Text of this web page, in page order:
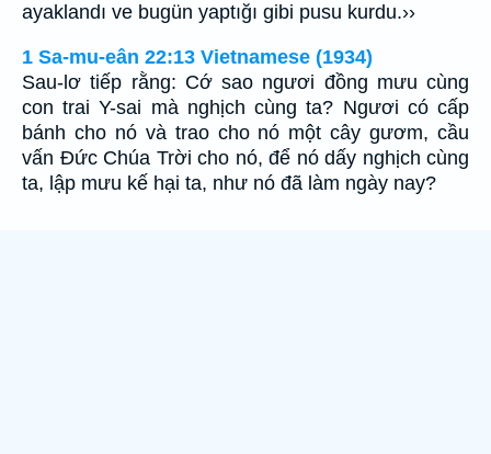
ayaklandı ve bugün yaptığı gibi pusu kurdu.››
1 Sa-mu-eân 22:13 Vietnamese (1934)
Sau-lơ tiếp rằng: Cớ sao ngươi đồng mưu cùng
con trai Y-sai mà nghịch cùng ta? Ngươi có cấp
bánh cho nó và trao cho nó một cây gươm, cầu
vấn Ðức Chúa Trời cho nó, để nó dấy nghịch cùng
ta, lập mưu kế hại ta, như nó đã làm ngày nay?